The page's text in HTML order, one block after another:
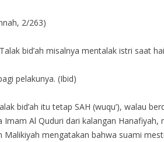
2/263)
bid’ah misalnya mentalak istri saat
pelakunya. (Ibid)
bid’ah itu tetap SAH (wuqu’), walau
Al Quduri dari kalangan
Malikiyah mengatakan bahwa suami